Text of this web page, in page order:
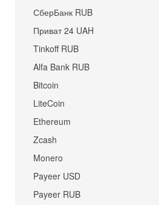
СберБанк RUB
Приват 24 UAH
Tinkoff RUB
Alfa Bank RUB
Bitcoin
LiteCoin
Ethereum
Zcash
Monero
Payeer USD
Payeer RUB